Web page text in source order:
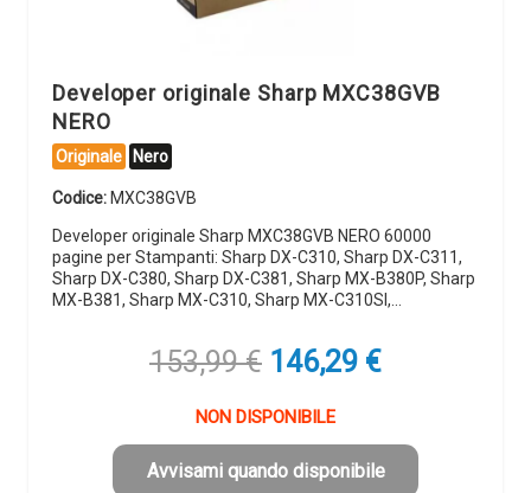
Developer originale Sharp MXC38GVB
NERO
Originale Nero
Codice: MXC38GVB
Developer originale Sharp MXC38GVB NERO 60000
pagine per Stampanti: Sharp DX-C310, Sharp DX-C311,
Sharp DX-C380, Sharp DX-C381, Sharp MX-B380P, Sharp
MX-B381, Sharp MX-C310, Sharp MX-C310SI,…
153,99€ Il
prezzo
originale
era:
153,99 €.
146,29 €Il
è:
146,29 €.
NON DISPONIBILE
Avvisami quando disponibile